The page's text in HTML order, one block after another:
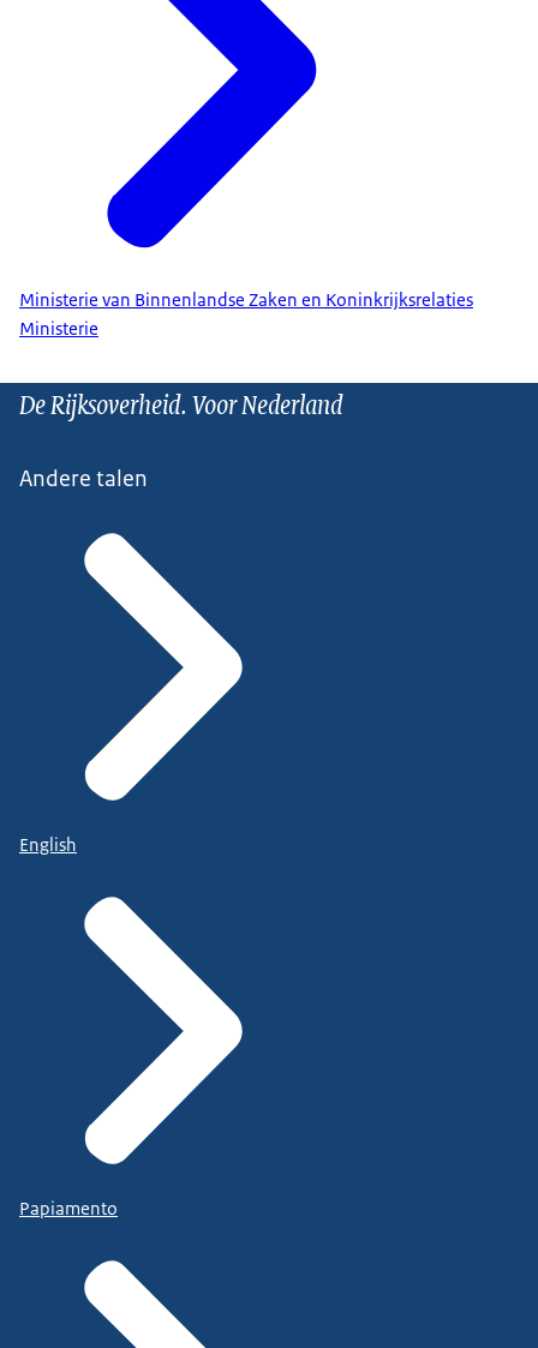
Ministerie van Binnenlandse Zaken en Koninkrijksrelaties
Ministerie
De Rijksoverheid. Voor Nederland
Andere talen
English
Papiamento